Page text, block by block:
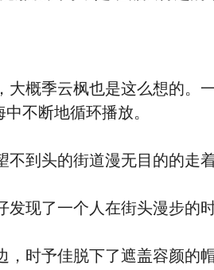
概季云枫也是这么想的。
不断地循环播放。
到头的街道漫无目的的走着
现了一个人在街头漫步的
时予佳脱下了遮盖容颜的